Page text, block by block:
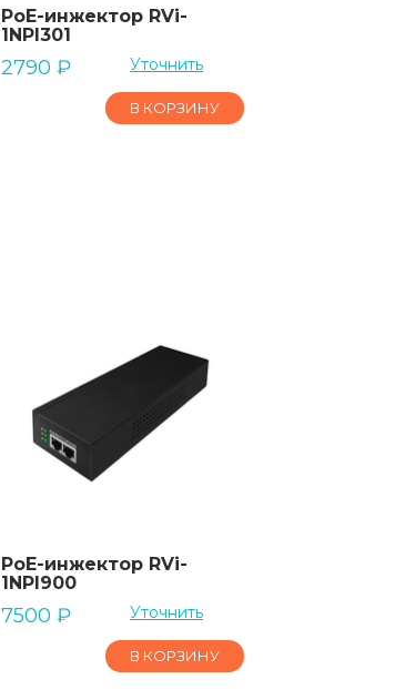
PoE-инжектор RVi-
1NPI301
2790 ₽ Уточнить
В КОРЗИНУ
PoE-инжектор RVi-
1NPI900
7500 ₽ Уточнить
В КОРЗИНУ